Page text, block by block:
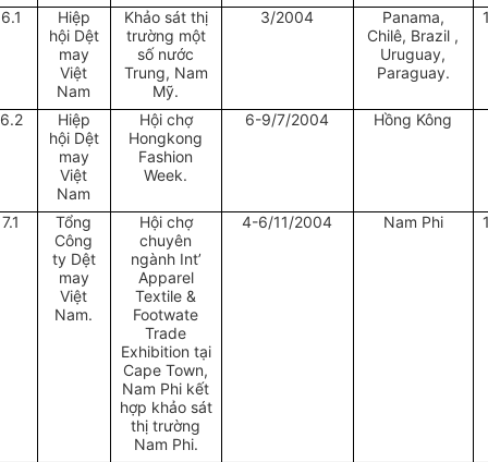
Hiệp
hội Dệt
may
Việt
Nam
Khảo sát thị
trường một
số nước
Trung, Nam
Mỹ.
3/2004
Panama,
Chilê, Brazil ,
Uruguay,
Paraguay.
Hiệp
hội Dệt
may
Việt
Nam
Hội chợ
Hongkong
Fashion
Week.
6-9/7/2004 Hồng Kông
Tổng
Công
ty Dệt
may
Việt
Nam.
Hội chợ
chuyên
ngành Int’
Apparel
Textile &
Footwate
Trade
Exhibition tại
Cape Town,
Nam Phi kết
hợp khảo sát
thị trường
Nam Phi.
4-6/11/2004 Nam Phi